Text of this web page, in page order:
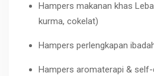
Hampers makanan khas
kurma, cokelat)
Hampers perlengkapan
Hampers aromaterapi &